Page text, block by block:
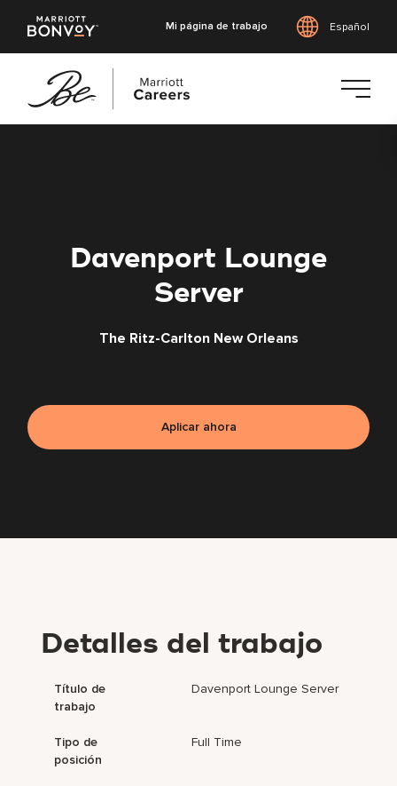
Mi página de trabajo Español
Davenport Lounge
Server
The Ritz-Carlton New Orleans
Aplicar ahora
Detalles del trabajo
Título de
trabajo
Davenport Lounge Server
Tipo de
posición
Full Time